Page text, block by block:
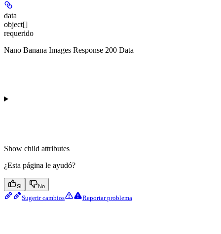
data
object[]
requerido
Nano Banana Images Response 200 Data
Show child attributes
¿Esta página le ayudó?
Si No
Sugerir cambios Reportar problema